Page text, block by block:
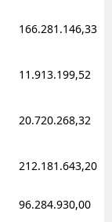
166.281.146,33
11.913.199,52
20.720.268,32
212.181.643,20
96.284.930,00